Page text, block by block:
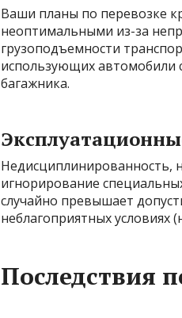
Ваши планы по перевозке
неоптимальными из-за
грузоподъемности
использующих автомобили
багажника.
Недисциплинированность,
игнорирование
случайно превышает
неблагоприятных условиях
Последствия